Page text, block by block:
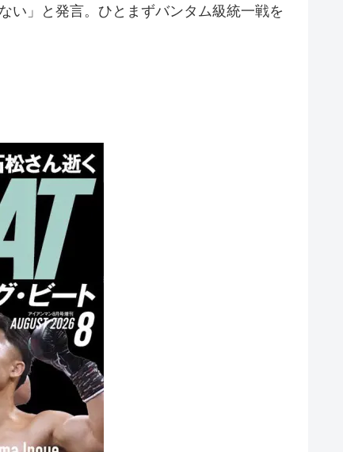
い」と発言。ひとまずバンタム級統一戦を